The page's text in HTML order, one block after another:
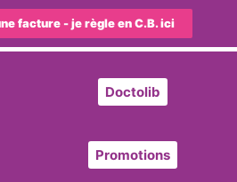
facture - je règle en C.B. ici
Doctolib
Promotions